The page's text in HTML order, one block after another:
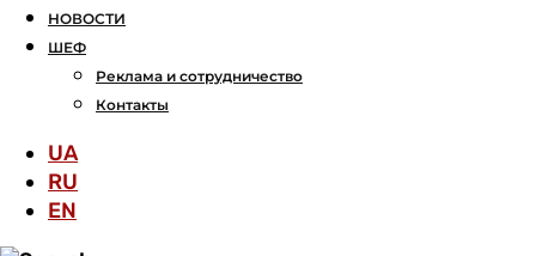
НОВОСТИ
ШЕФ
Реклама и сотрудничество
Контакты
UA
RU
EN